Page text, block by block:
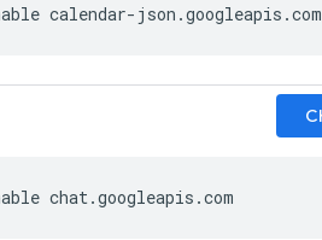
calendar-json .googleapis .com
chat.googleapis .com